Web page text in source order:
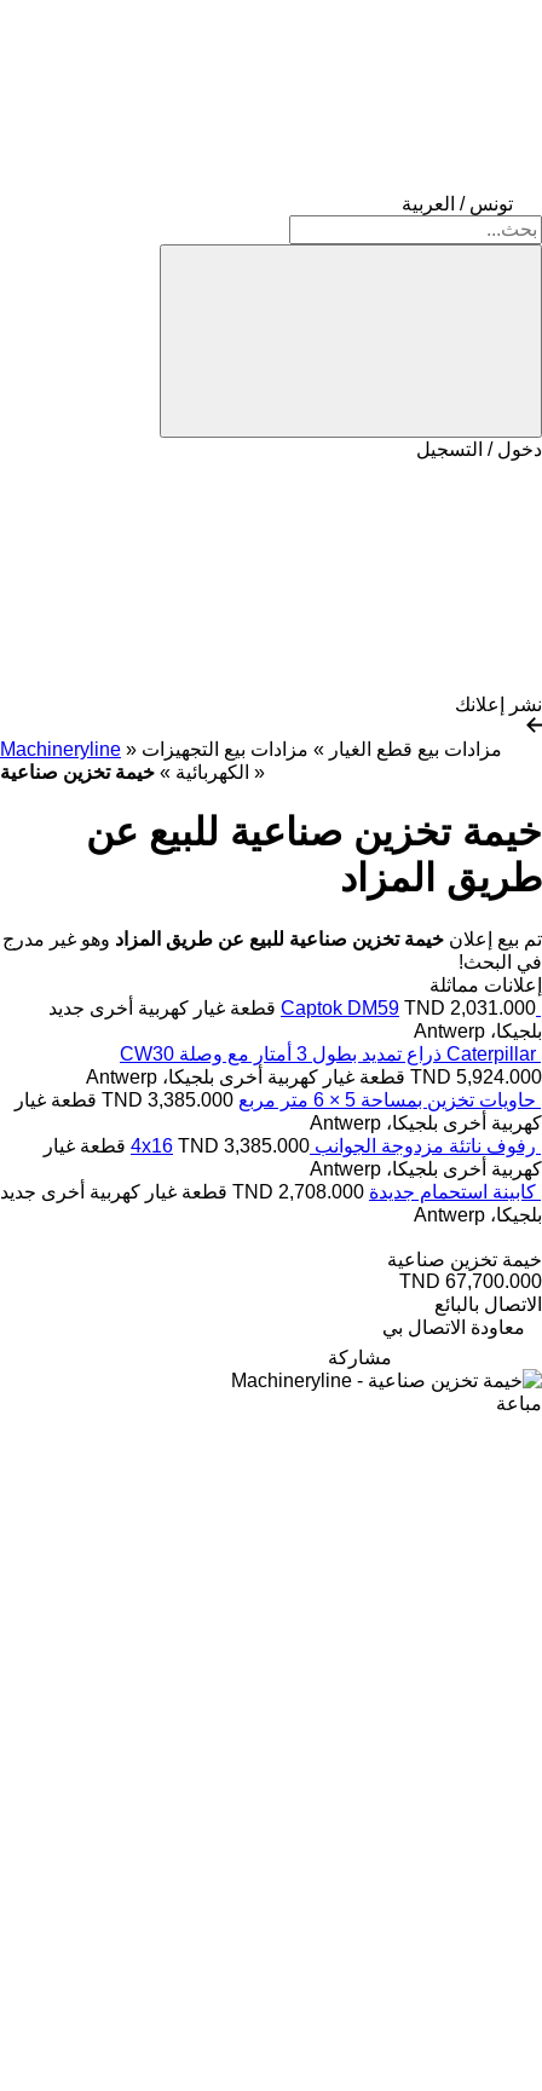
تونس / العربية
دخول / التسجيل
نشر إعلانك
Machineryline » مزادات بيع قطع الغيار » مزادات بيع التجهيزات
الكهربائية » خيمة تخزين صناعية »
خيمة تخزين صناعية للبيع عن
طريق المزاد
تم بيع إعلان خيمة تخزين صناعية للبيع عن طريق المزاد وهو غير مدرج
في البحث!
إعلانات مماثلة
Captok DM59 TND 2,031.000 قطعة غيار كهربية أخرى جديد
بلجيكا، Antwerp
Caterpillar ذراع تمديد بطول 3 أمتار مع وصلة CW30
TND 5,924.000 قطعة غيار كهربية أخرى بلجيكا، Antwerp
حاويات تخزين بمساحة 5 × 6 متر مربع
TND 3,385.000 قطعة غيار
كهربية أخرى بلجيكا، Antwerp
رفوف ناتئة مزدوجة الجوانب 4x16 TND 3,385.000
قطعة غيار
كهربية أخرى بلجيكا، Antwerp
كابينة استحمام جديدة TND 2,708.000 قطعة غيار كهربية أخرى جديد
بلجيكا، Antwerp
خيمة تخزين صناعية
TND 67,700.000
الاتصال بالبائع
معاودة الاتصال بي
مشاركة
مباعة